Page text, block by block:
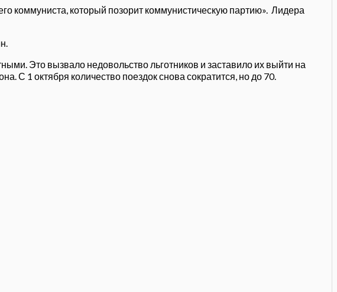
коммуниста, который позорит коммунистическую партию». Лидера
Это вызвало недовольство льготников и заставило их выйти на
С 1 октября количество поездок снова сократится, но до 70.